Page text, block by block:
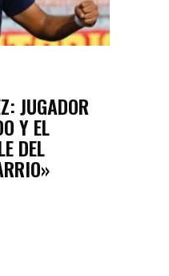
JUGADOR
Y EL
DEL